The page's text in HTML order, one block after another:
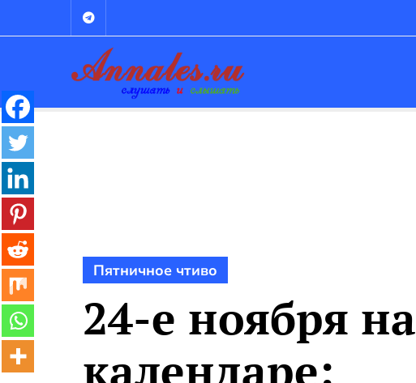
к
содержимому
Пятничное чтиво
24-е ноября на
календаре: